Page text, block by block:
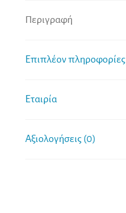
Περιγραφή
Επιπλέον πληροφορίες
Εταιρία
Αξιολογήσεις (0)